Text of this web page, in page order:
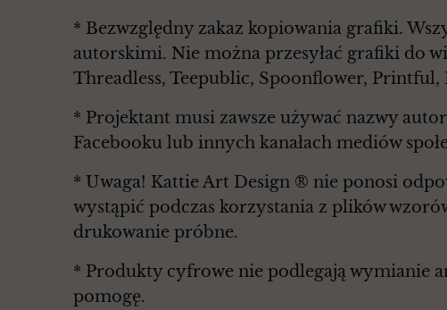
* Bezwzględny zakaz kopiowania grafiki.
autorskimi. Nie można przesyłać grafiki do
Threadless, Teepublic, Spoonflower,
* Projektant musi zawsze używać nazwy
Facebooku lub innych kanałach mediów
* Uwaga! Kattie Art Design ® nie ponosi
wystąpić podczas korzystania z plików
drukowanie próbne.
* Produkty cyfrowe nie podlegają wymianie
pomogę.